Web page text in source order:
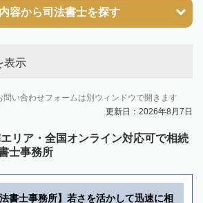
容から司法書士を探す
表示
い合わせフォームは別ウィンドウで開きます
更新日：2026年8月7日
リア・全国オンライン対応可で相続
士事務所
書士事務所】若さを活かして迅速に相